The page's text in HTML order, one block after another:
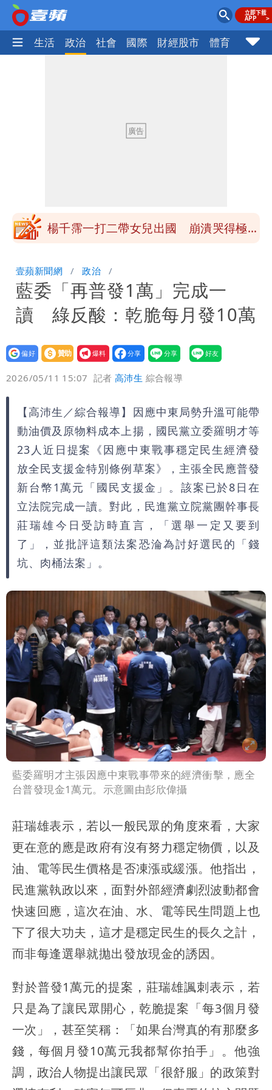
尚 生活 政治 社會 國際 財經股市 體育 壹蘋
醫學教授林慶順意外離世 女兒沉痛證實
親節吃牛排、海鮮
楊千霈一打二帶女兒出國 崩潰哭得極狼
黃線停車
白海豚今防豪雨、38度高溫！雙眼牆致
「海豚跳」
名醫「掛蔣萬安布條」被出征！他大笑：
每天看診到半夜
慈濟爆世紀大騙局 AIT發文高級酸！他
笑：真的很會
白海豚大亂！航空66架次取消、船班39
航次停航
姜厚任不信嫩女友「辣手摧花」 創演藝
工會最遺憾1事
白海豚勾到「台灣陸地」了！雙眼牆旋
繞 路徑擺盪
特斯拉衝夜市…猛撞12車！民眾嚇「賓士
救好幾條人命」
他揭日本捐AZ疫苗秘辛「專為台生
產」：終還陳時中清白
白海豚「大轉彎」機率非常小！明強度有
變化
醫學教授林慶順意外離世 女兒沉痛證實
壹蘋新聞網 政治
藍委「再普發1萬」完成一
讀 綠反酸：乾脆每月發10萬
設為
贊助
我要
爆料
2026/05/11 15:07 記者高沛生 綜合報導
【高沛生／綜合報導】因應中東局勢升溫可能帶
動油價及原物料成本上揚，國民黨立委羅明才等
23人近日提案《因應中東戰事穩定民生經濟發
放全民支援金特別條例草案》，主張全民應普發
新台幣1萬元「國民支援金」。該案已於8日在
立法院完成一讀。對此，民進黨立院黨團幹事長
莊瑞雄今日受訪時直言，「選舉一定又要到
了」，並批評這類法案恐淪為討好選民的「錢
坑、肉桶法案」。
藍委羅明才主張因應中東戰事帶來的經濟衝擊，應全
台普發現金1萬元。示意圖由彭欣偉攝
莊瑞雄表示，若以一般民眾的角度來看，大家
更在意的應是政府有沒有努力穩定物價，以及
油、電等民生價格是否凍漲或緩漲。他指出，
民進黨執政以來，面對外部經濟劇烈波動都會
快速回應，這次在油、水、電等民生問題上也
下了很大功夫，這才是穩定民生的長久之計，
而非每逢選舉就拋出發放現金的誘因。
對於普發1萬元的提案，莊瑞雄諷刺表示，若
只是為了讓民眾開心，乾脆提案「每3個月發
一次」，甚至笑稱：「如果台灣真的有那麼多
錢，每個月發10萬元我都幫你拍手」。他強
調，政治人物提出讓民眾「很舒服」的政策對